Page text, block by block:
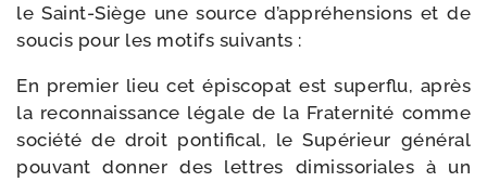
le Saint-​Siège une source d’appréhensions et de
sou­cis pour les motifs suivants :
En pre­mier lieu cet épis­co­pat est super­flu, après
la recon­nais­sance légale de la Fraternité comme
socié­té de droit pon­ti­fi­cal, le Supérieur géné­ral
pou­vant don­ner des lettres dimis­so­riales à un